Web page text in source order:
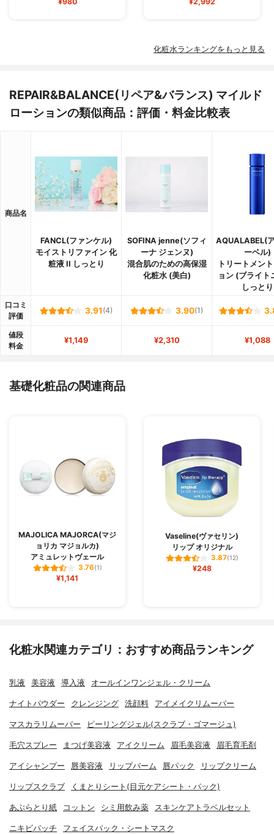
化粧水ランキングをもっと見る
REPAIR&BALANCE(リペア&バランス) マイルド
ローションの類似商品：評価・料金比較表
商品名
FANCL(ファンケル)
モイストリファイン 化
粧液 II しっとり
SOFINA jenne(ソフィ
ーナ ジェンヌ)
混合肌のための高保湿
化粧水 (美白)
AQUALABEL(
ーベル)
トリートメン
ョン (ブライト
しっとり
口コミ
評価
3.91 (4) 3.90(1)
値段
料金
¥1,149 ¥2,310 ¥1,088
基礎化粧品の関連商品
MAJOLICA MAJORCA(マジ
ョリカ マジョルカ)
アミュレットヴェール
3.76(1)
¥1,141
Vaseline(ヴァセリン)
リップ オリジナル
3.87(12)
¥248
化粧水関連カテゴリ：おすすめ商品ランキング
乳液 美容液 導入液 オールインワンジェル・クリーム
ナイトパウダー クレンジング 洗顔料 アイメイクリムーバー
マスカラリムーバー ピーリングジェル(スクラブ・ゴマージュ)
毛穴スプレー まつげ美容液 アイクリーム 眉毛美容液 眉毛育毛剤
アイシャンプー 唇美容液 リップバーム 唇パック リップクリーム
リップスクラブ くまとりシート(目元ケアシート・パック)
あぶらとり紙 コットン シミ用飲み薬 スキンケアトラベルセット
ニキビパッチ フェイスパック・シートマスク